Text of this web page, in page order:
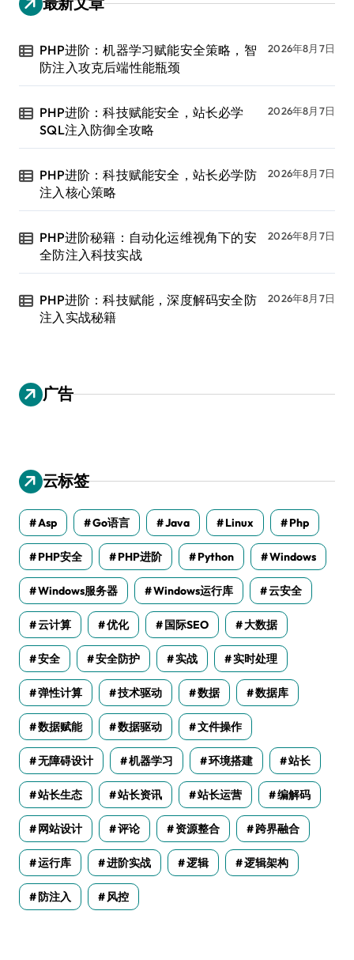
PHP进阶：机器学习赋能安全策略，智
防注入攻克后端性能瓶颈
2026年8月7日
PHP进阶：科技赋能安全，站长必学
SQL注入防御全攻略
2026年8月7日
PHP进阶：科技赋能安全，站长必学防
注入核心策略
2026年8月7日
PHP进阶秘籍：自动化运维视角下的安
全防注入科技实战
2026年8月7日
PHP进阶：科技赋能，深度解码安全防
注入实战秘籍
2026年8月7日
广告
云标签
Asp Go语言 Java Linux Php
PHP安全 PHP进阶 Python Windows
Windows服务器 Windows运行库 云安全
云计算 优化 国际SEO 大数据
安全 安全防护 实战 实时处理
弹性计算 技术驱动 数据 数据库
数据赋能 数据驱动 文件操作
无障碍设计 机器学习 环境搭建 站长
站长生态 站长资讯 站长运营 编解码
网站设计 评论 资源整合 跨界融合
运行库 进阶实战 逻辑 逻辑架构
防注入 风控